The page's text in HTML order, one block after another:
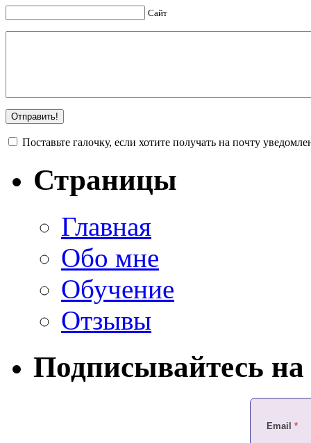
Сайт
Поставьте галочку, если хотите получать на почту
Страницы
Главная
Обо мне
Обучение
Отзывы
Подписывайтесь
Email *